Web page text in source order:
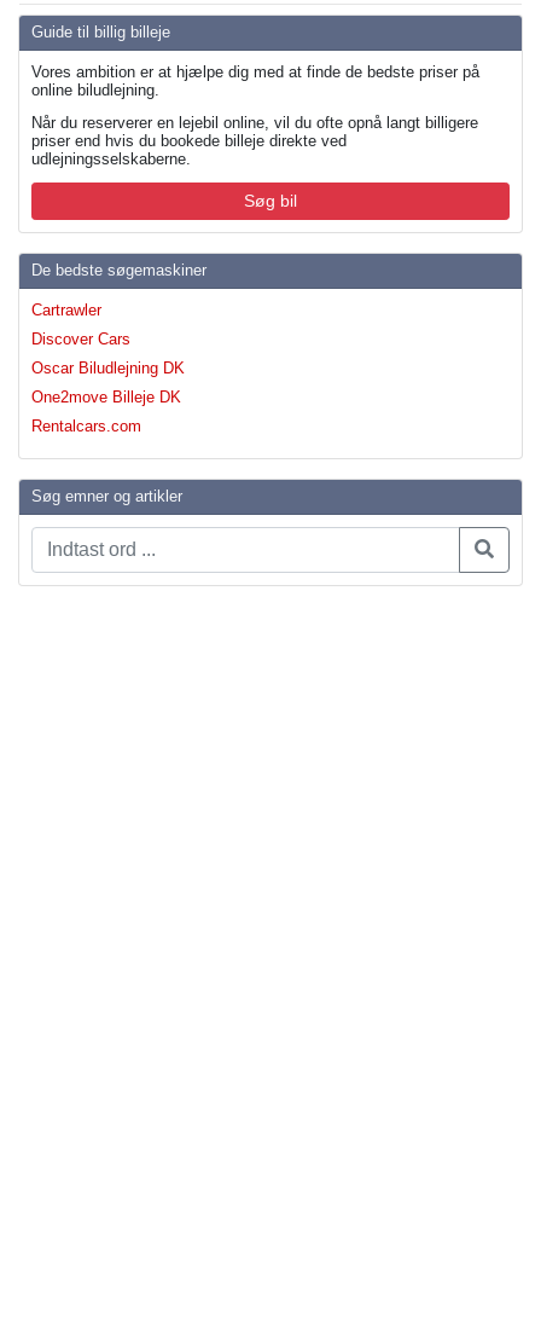
Guide til billig billeje
Vores ambition er at hjælpe dig med at finde de bedste priser på
online biludlejning.
Når du reserverer en lejebil online, vil du ofte opnå langt billigere
priser end hvis du bookede billeje direkte ved
udlejningsselskaberne.
Søg bil
De bedste søgemaskiner
Cartrawler
Discover Cars
Oscar Biludlejning DK
One2move Billeje DK
Rentalcars.com
Søg emner og artikler